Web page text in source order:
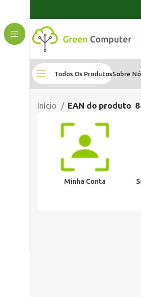
Todos Os ProdutosSobre
Início EAN do produto
Minha Conta